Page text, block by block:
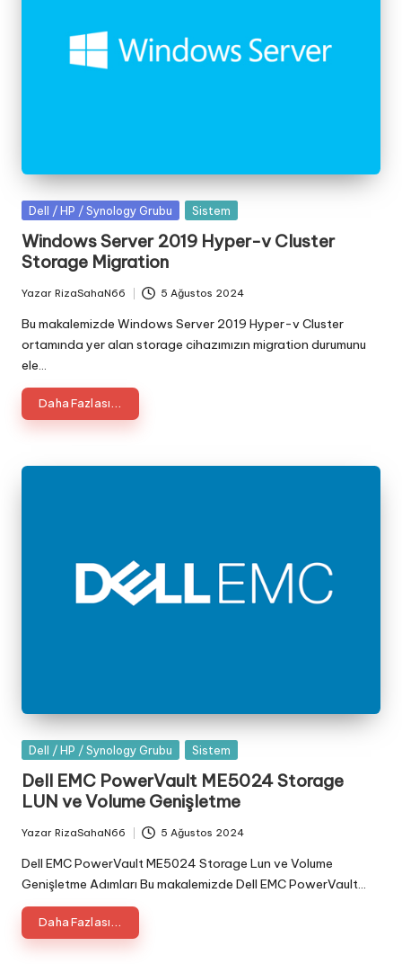
Posted
Dell / HP / Synology Grubu Sistem
Windows Server 2019 Hyper-v Cluster
Storage Migration
by
Yazar RizaSahaN66 5 Ağustos 2024
Bu makalemizde Windows Server 2019 Hyper-v Cluster
ortamında yer alan storage cihazımızın migration durumunu
ele…
Daha Fazlası...
Posted
Dell / HP / Synology Grubu Sistem
Dell EMC PowerVault ME5024 Storage
LUN ve Volume Genişletme
by
Yazar RizaSahaN66 5 Ağustos 2024
Dell EMC PowerVault ME5024 Storage Lun ve Volume
Genişletme Adımları Bu makalemizde Dell EMC PowerVault…
Daha Fazlası...